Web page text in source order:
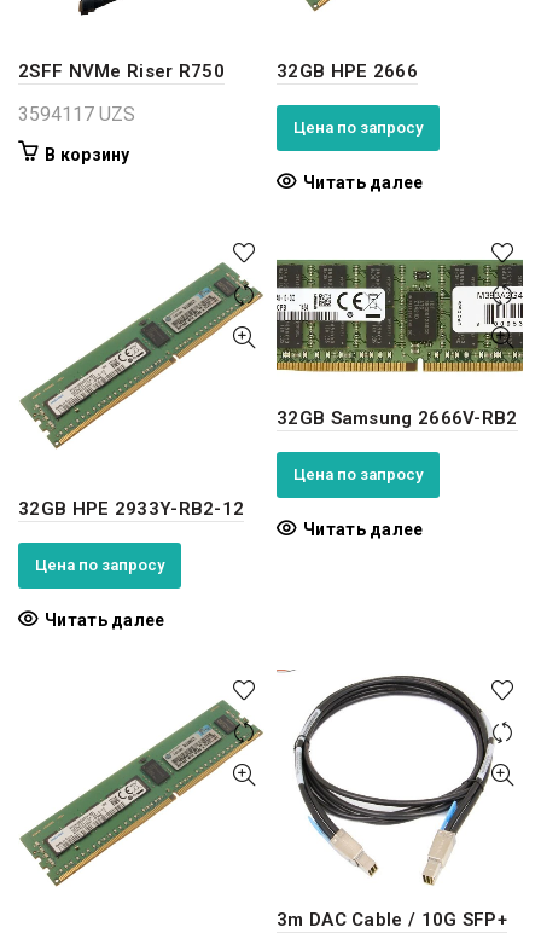
2SFF NVMe Riser R750
3594117 UZS
В корзину
32GB HPE 2666
Цена по запросу
Читать далее
32GB HPE 2933Y-RB2-12
Цена по запросу
Читать далее
32GB Samsung 2666V-RB2
Цена по запросу
Читать далее
3m DAC Cable / 10G SFP+